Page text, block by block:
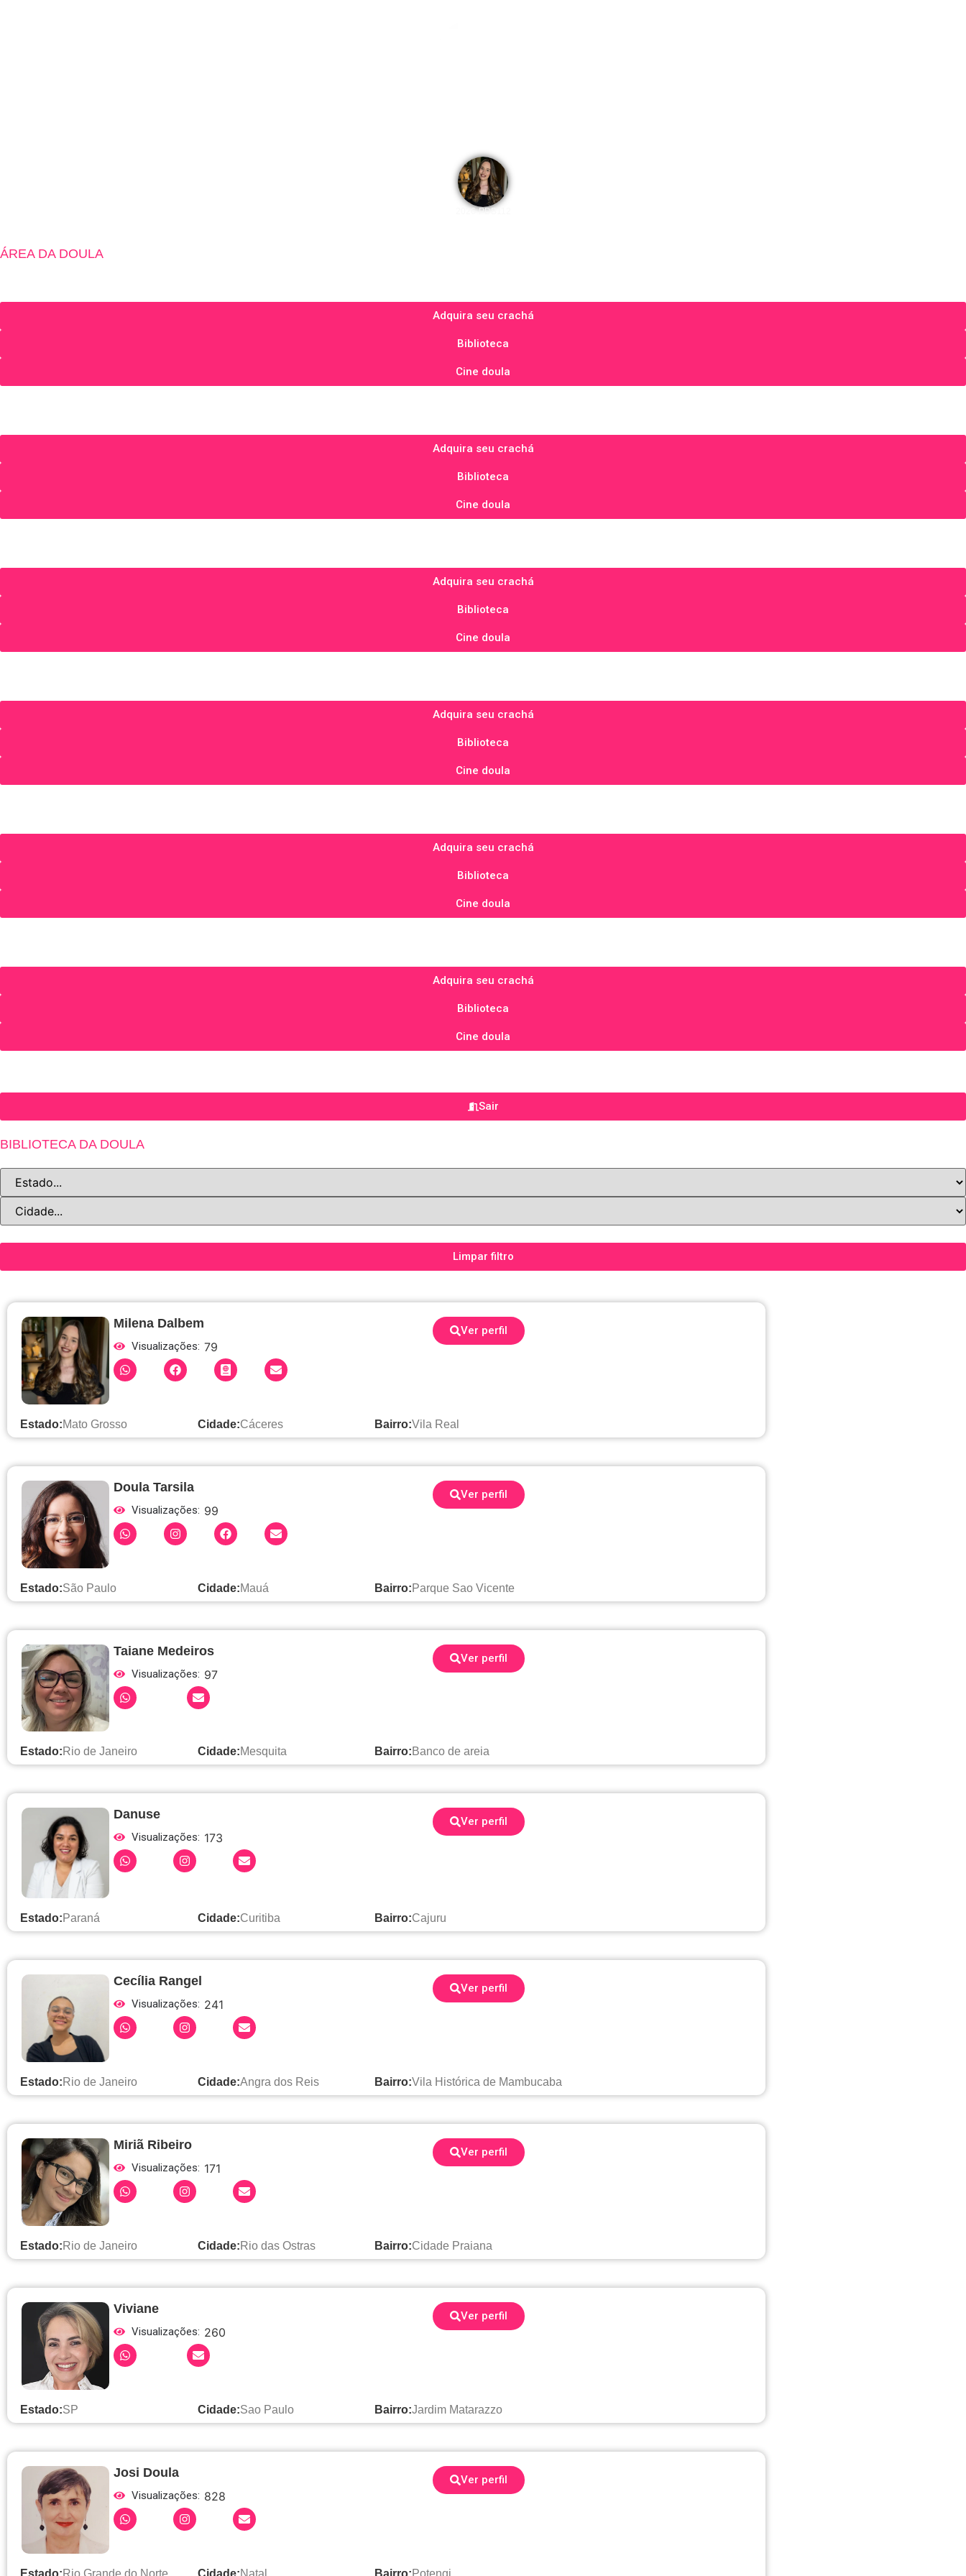
2026-PDB112
ÁREA DA DOULA
Adquira seu crachá
Biblioteca
Cine doula
Adquira seu crachá
Biblioteca
Cine doula
Adquira seu crachá
Biblioteca
Cine doula
Adquira seu crachá
Biblioteca
Cine doula
Adquira seu crachá
Biblioteca
Cine doula
Adquira seu crachá
Biblioteca
Cine doula
Sair
BIBLIOTECA DA DOULA
Limpar filtro
Milena Dalbem
Visualizações: 79
Ver perfil
Estado:Mato Grosso Cidade:Cáceres Bairro:Vila Real
Doula Tarsila
Visualizações: 99
Ver perfil
Estado:São Paulo Cidade:Mauá Bairro:Parque Sao Vicente
Taiane Medeiros
Visualizações: 97
Ver perfil
Estado:Rio de Janeiro Cidade:Mesquita Bairro:Banco de areia
Danuse
Visualizações: 173
Ver perfil
Estado:Paraná Cidade:Curitiba Bairro:Cajuru
Cecília Rangel
Visualizações: 241
Ver perfil
Estado:Rio de Janeiro Cidade:Angra dos Reis Bairro:Vila Histórica de Mambucaba
Miriã Ribeiro
Visualizações: 171
Ver perfil
Estado:Rio de Janeiro Cidade:Rio das Ostras Bairro:Cidade Praiana
Viviane
Visualizações: 260
Ver perfil
Estado:SP Cidade:Sao Paulo Bairro:Jardim Matarazzo
Josi Doula
Visualizações: 828
Ver perfil
Estado:Rio Grande do Norte Cidade:Natal Bairro:Potengi